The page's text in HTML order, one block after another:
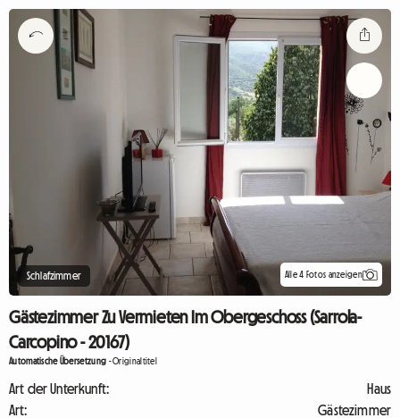
Schlafzimmer Alle 4 Fotos anzeigen
Gästezimmer Zu Vermieten Im Obergeschoss (Sarrola-
Carcopino - 20167)
Automatische Übersetzung -Originaltitel
Art der Unterkunft:
Haus
Art:
Gästezimmer